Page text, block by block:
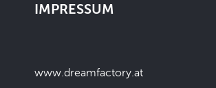
IMPRESSUM
www.dreamfactory.at